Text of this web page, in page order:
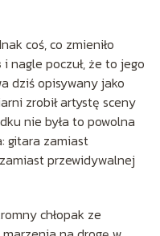
coś, co zmieniło
i nagle poczuł, że to jego
dziś opisywany jako
zrobił artystę sceny
nie była to powolna
gitara zamiast
zamiast przewidywalnej
chłopak ze